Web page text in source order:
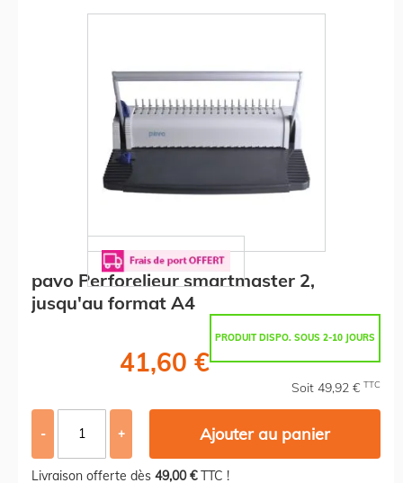
pavo Perforelieur smartmaster 2,
jusqu'au format A4
PRODUIT DISPO. SOUS 2-10 JOURS
41,60 €
Soit 49,92 € TTC
- + Ajouter au panier
Livraison offerte dès 49,00 €TTC !